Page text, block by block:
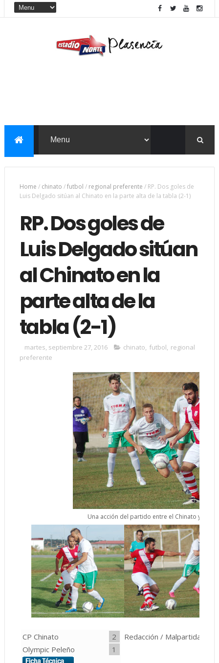
Home / chinato /futbol / regional preferente / RP. Dos goles de
Luis Delgado sitúan al Chinato en la parte alta de la tabla (2-1)
RP. Dos goles de
Luis Delgado sitúan
al Chinato en la
parte alta de la
tabla (2-1)
martes, septiembre 27, 2016 chinato, futbol, regional
preferente
Una acción del partido entre el Chinato y el
CP Chinato
2
Olympic Peleño
1
Redacción / Malpartida de